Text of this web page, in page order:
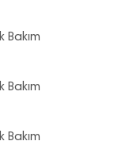
Bakım
Bakım
Bakım